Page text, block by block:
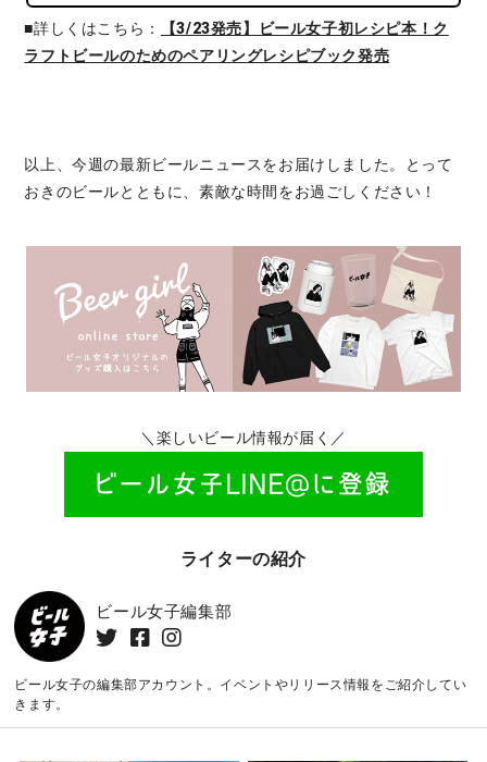
■詳しくはこちら：
【3/23発売】ビール女子初レシピ本！ク
ラフトビールのためのペアリングレシピブック発売
以上、今週の最新ビールニュースをお届けしました。とって
おきのビールとともに、素敵な時間をお過ごしください！
＼楽しいビール情報が届く／
ライターの紹介
ビール女子編集部
ビール女子の編集部アカウント。イベントやリリース情報をご紹介してい
きます。